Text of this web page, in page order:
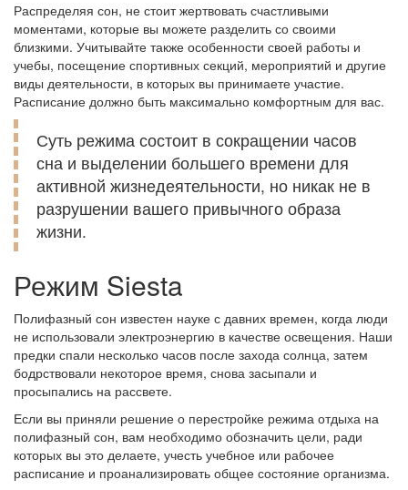
Распределяя сон, не стоит жертвовать счастливыми
моментами, которые вы можете разделить со своими
близкими. Учитывайте также особенности своей работы и
учебы, посещение спортивных секций, мероприятий и другие
виды деятельности, в которых вы принимаете участие.
Расписание должно быть максимально комфортным для вас.
Суть режима состоит в сокращении часов
сна и выделении большего времени для
активной жизнедеятельности, но никак не в
разрушении вашего привычного образа
жизни.
Режим Siesta
Полифазный сон известен науке с давних времен, когда люди
не использовали электроэнергию в качестве освещения. Наши
предки спали несколько часов после захода солнца, затем
бодрствовали некоторое время, снова засыпали и
просыпались на рассвете.
Если вы приняли решение о перестройке режима отдыха на
полифазный сон, вам необходимо обозначить цели, ради
которых вы это делаете, учесть учебное или рабочее
расписание и проанализировать общее состояние организма.